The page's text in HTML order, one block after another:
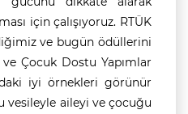
için çalışıyoruz. RTÜK
ve bugün ödüllerini
Çocuk Dostu Yapımlar
iyi örnekleri görünür
vesileyle aileyi ve çocuğu